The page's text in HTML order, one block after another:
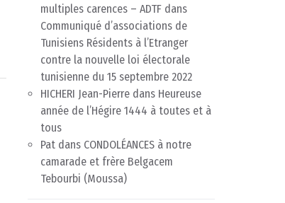
multiples carences – ADTF dans
Communiqué d’associations de
Tunisiens Résidents à l’Etranger
contre la nouvelle loi électorale
tunisienne du 15 septembre 2022
HICHERI Jean-Pierre dans Heureuse
année de l’Hégire 1444 à toutes et à
tous
Pat dans CONDOLÉANCES à notre
camarade et frère Belgacem
Tebourbi (Moussa)